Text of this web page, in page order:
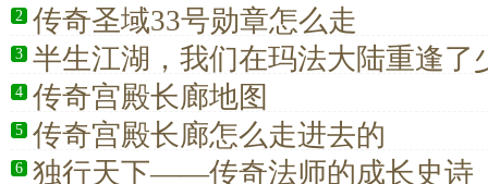
2 传奇圣域33号勋章怎么走
3 半生江湖，我们在玛法大陆重逢了
己
4 传奇宫殿长廊地图
5 传奇宫殿长廊怎么走进去的
6 独行天下——传奇法师的成长史诗